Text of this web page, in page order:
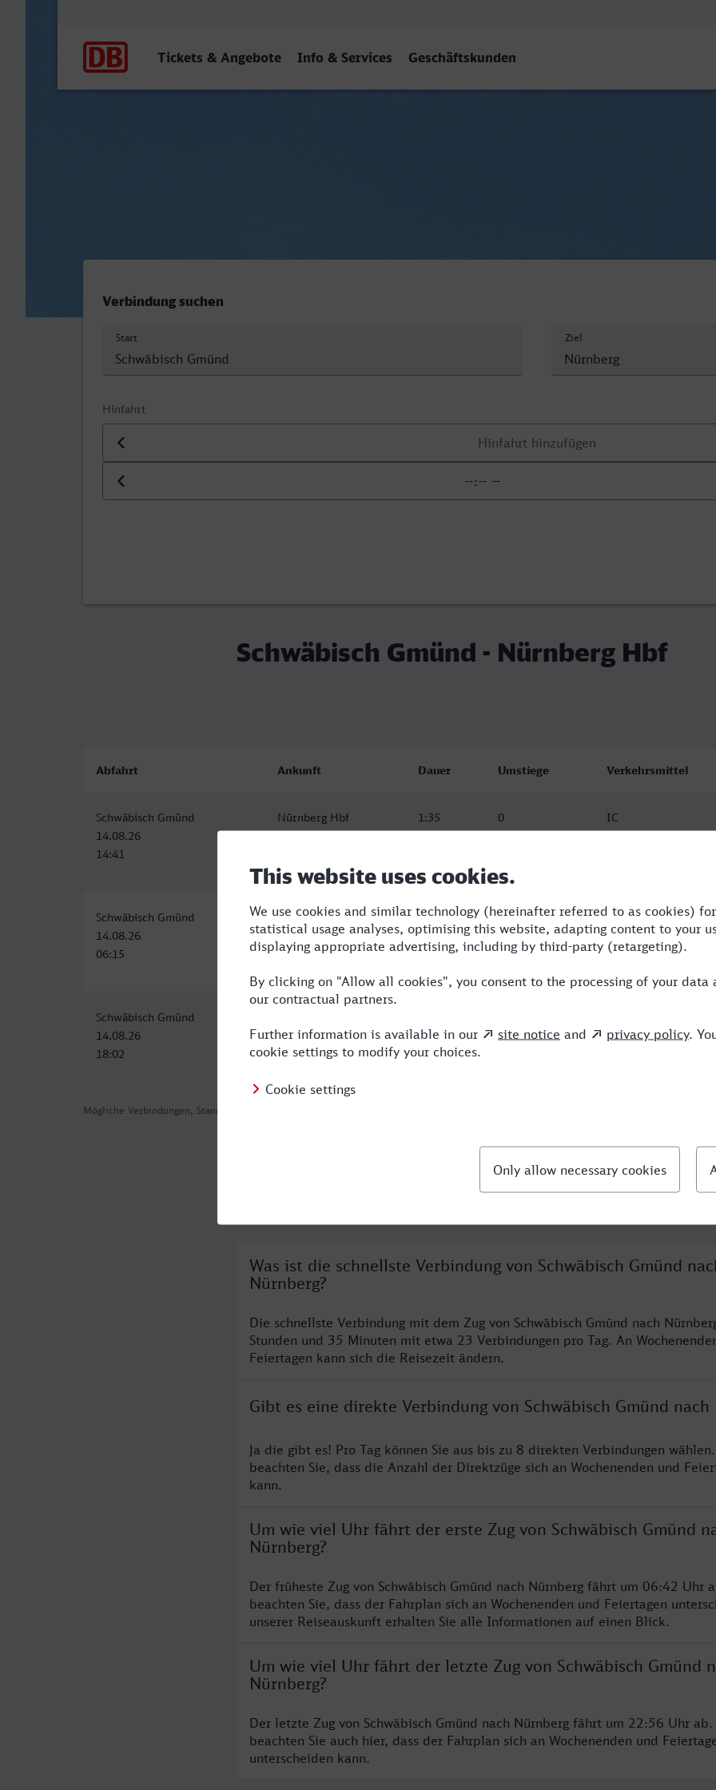
Tickets & Angebote Info & Services Geschäftskunden
Verbindung suchen
Start Ziel
Hinfahrt
Datum der Hinfahrt
Uhrzeit der Hinfahrt
Schwäbisch Gmünd - Nürnberg Hbf
Mögliche Verbindungen, Stand: 2026-07-31 05:06
Abfahrt Ankunft Dauer Umstiege Verkehrsmittel
Schwäbisch Gmünd
14.08.26
14:41
Nürnberg Hbf
14.08.26
1:35 0 IC
Schwäbisch Gmünd
14.08.26
06:15
Nürnberg Hbf
14.08.26
08:57
2:42 1 ARV,ICE
Schwäbisch Gmünd
14.08.26
18:02
14.08.26
20:59
Was ist die schnellste Verbindung von Schwäbisch Gmünd
Nürnberg?
Die schnellste Verbindung mit dem Zug von Schwäbisch Gmünd nach
Stunden und 35 Minuten mit etwa 23 Verbindungen pro Tag. An
Feiertagen kann sich die Reisezeit ändern.
Gibt es eine direkte Verbindung von Schwäbisch Gmünd nach
Ja die gibt es! Pro Tag können Sie aus bis zu 8 direkten Verbindungen
beachten Sie, dass die Anzahl der Direktzüge sich an Wochenenden und
kann.
Um wie viel Uhr fährt der erste Zug von Schwäbisch Gmünd
Nürnberg?
Der früheste Zug von Schwäbisch Gmünd nach Nürnberg fährt um 06:42 Uhr
beachten Sie, dass der Fahrplan sich an Wochenenden und Feiertagen
unserer Reiseauskunft erhalten Sie alle Informationen auf einen Blick.
Um wie viel Uhr fährt der letzte Zug von Schwäbisch Gmünd
Nürnberg?
Der letzte Zug von Schwäbisch Gmünd nach Nürnberg fährt um 22:56 Uhr
beachten Sie auch hier, dass der Fahrplan sich an Wochenenden und
unterscheiden kann.